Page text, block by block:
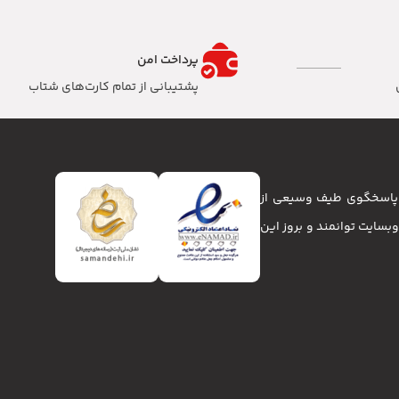
پرداخت امن
پشتیبانی از تمام کارت‌های شتاب
پاسخگوی طیف وسیعی از
و وبسایت توانمند و بروز این